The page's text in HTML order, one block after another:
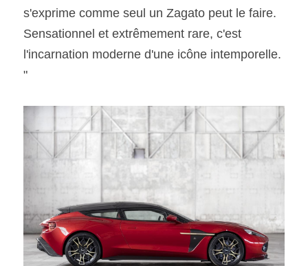
s'exprime comme seul un Zagato peut le faire.
Sensationnel et extrêmement rare, c'est
l'incarnation moderne d'une icône intemporelle.
"